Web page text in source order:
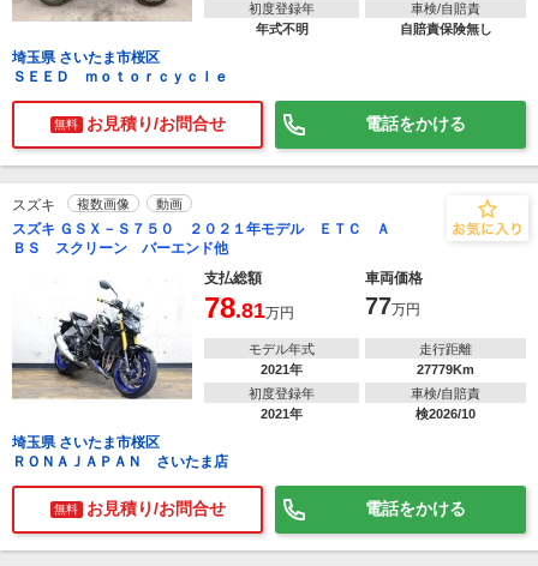
初度登録年
年式不明
車検/自賠責
自賠責保険無し
埼玉県 さいたま市桜区
ＳＥＥＤ ｍｏｔｏｒｃｙｃｌｅ
無料 お見積り/お問合せ 電話をかける
スズキ 複数画像 動画
スズキ ＧＳＸ－Ｓ７５０ ２０２１年モデル ＥＴＣ Ａ
ＢＳ スクリーン バーエンド他
支払総額
車両価格
78.81万円 77万円
モデル年式
2021年
走行距離
27779Km
初度登録年
2021年
車検/自賠責
検2026/10
埼玉県 さいたま市桜区
ＲＯＮＡＪＡＰＡＮ さいたま店
無料 お見積り/お問合せ 電話をかける